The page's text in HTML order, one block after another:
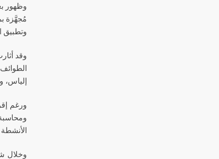
وظهور
مُجهَّزة
وتطبيق
وقد
إلياس، و
ورغم
وخلال